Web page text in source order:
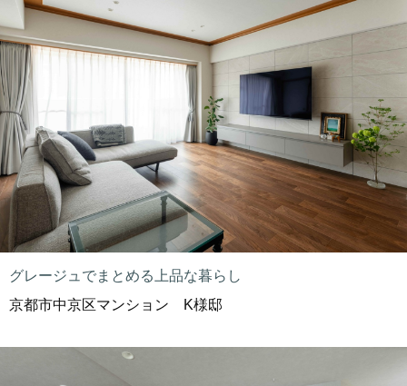
グレージュでまとめる上品な暮らし
京都市中京区マンション K様邸